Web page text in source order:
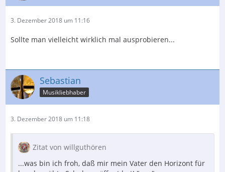
3. Dezember 2018 um 11:16
Sollte man vielleicht wirklich mal ausprobieren...
Sebastian
Musikliebhaber
3. Dezember 2018 um 11:18
Zitat von willguthören
...was bin ich froh, daß mir mein Vater den Horizont für